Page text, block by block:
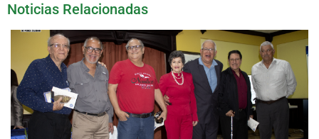
Noticias Relacionadas